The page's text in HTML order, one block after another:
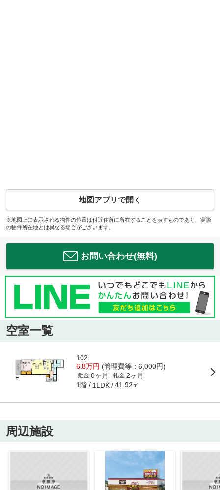
地図アプリで開く
※地図上に表示される物件の位置は付近住所に所在することを表すものであり、実際
の物件所在地とは異なる場合がございます。
お問い合わせ(無料)
空室一覧
102
6.8万円 (管理費等：6,000円)
敷金 0ヶ月 礼金 2ヶ月
1階 1LDK 41.92㎡
周辺施設